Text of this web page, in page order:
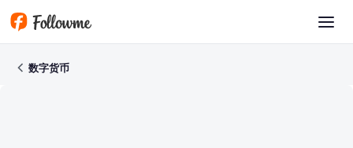
Skip to main content
FX Encyclopedia
数字货币